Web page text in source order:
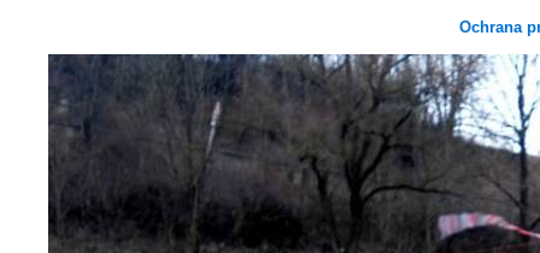
Ochrana